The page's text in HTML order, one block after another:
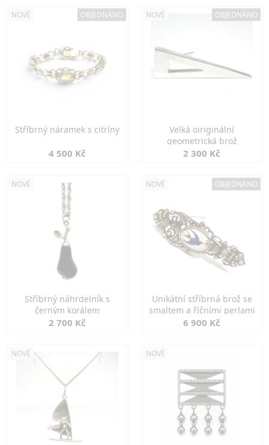
NOVÉ OBJEDNÁNO
Stříbrný náramek s citríny
4 500 Kč
NOVÉ OBJEDNÁNO
Velká oiriginální
geometrická brož
2 300 Kč
NOVÉ
Stříbrný náhrdelník s
černým korálem
2 700 Kč
NOVÉ OBJEDNÁNO
Unikátní stříbrná brož se
smaltem a říčními perlami
6 900 Kč
NOVÉ NOVÉ